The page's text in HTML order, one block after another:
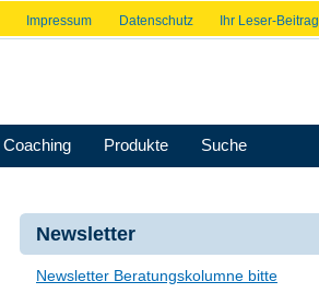
Impressum Datenschutz Ihr Leser-Beitrag
Coaching Produkte Suche
Newsletter
Newsletter Beratungskolumne bitte